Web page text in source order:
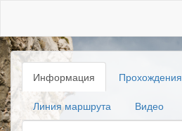
Информация Прохождения
Линия маршрута Видео